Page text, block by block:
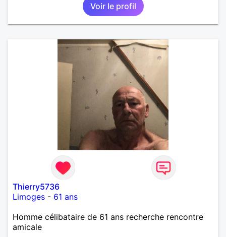
Voir le profil
Thierry5736
Limoges - 61 ans
Homme célibataire de 61 ans recherche rencontre
amicale